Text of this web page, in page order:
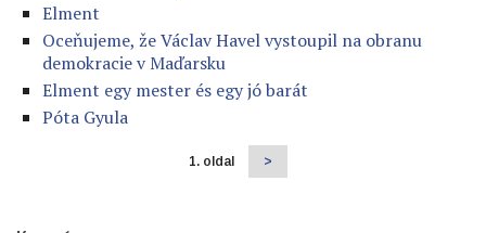
Elment
Oceňujeme, že Václav Havel vystoupil na obranu
demokracie v Maďarsku
Elment egy mester és egy jó barát
Póta Gyula
1. oldal
Következő
oldal
>